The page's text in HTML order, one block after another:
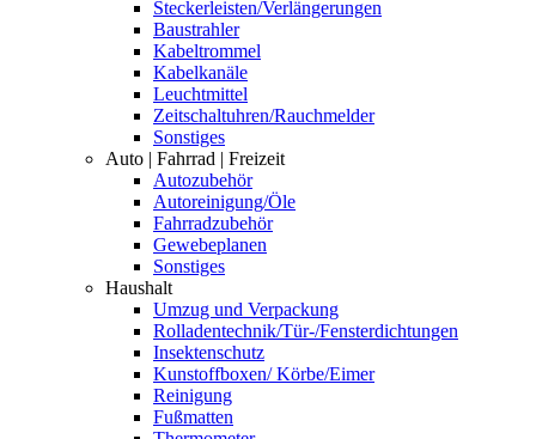
Steckerleisten/Verlängerungen
Baustrahler
Kabeltrommel
Kabelkanäle
Leuchtmittel
Zeitschaltuhren/Rauchmelder
Sonstiges
Auto | Fahrrad | Freizeit
Autozubehör
Autoreinigung/Öle
Fahrradzubehör
Gewebeplanen
Sonstiges
Haushalt
Umzug und Verpackung
Rolladentechnik/Tür-/Fensterdichtungen
Insektenschutz
Kunstoffboxen/ Körbe/Eimer
Reinigung
Fußmatten